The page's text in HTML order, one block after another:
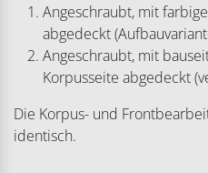
Angeschraubt, mit
abgedeckt
Angeschraubt, mit
Korpusseite abgedeckt
Die Korpus- und
identisch.